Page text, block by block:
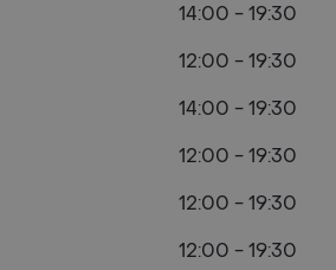
14:00 - 19:30
12:00 - 19:30
14:00 - 19:30
12:00 - 19:30
12:00 - 19:30
12:00 - 19:30